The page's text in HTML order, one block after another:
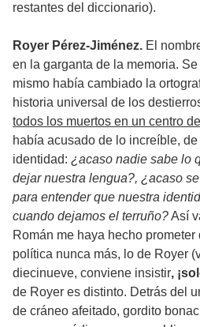
restantes del diccionario).
Royer Pérez-Jiménez. El
en la garganta de la memoria.
mismo había cambiado la
historia universal de los
todos los muertos en un centro
había acusado de lo increíble,
identidad: ¿acaso nadie sabe lo
dejar nuestra lengua?, ¿acaso
para entender que nuestra
cuando dejamos el terruño?Así
Román me haya hecho
política nunca más, lo de Royer
diecinueve, conviene insistir,
de Royer es distinto. Detrás del
de cráneo afeitado, gordito